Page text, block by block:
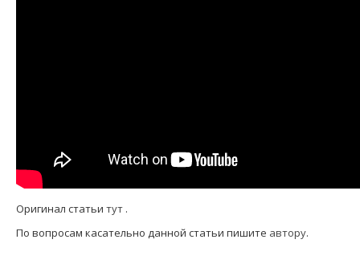
Оригинал статьи тут .
По вопросам касательно данной статьи пишите автору.